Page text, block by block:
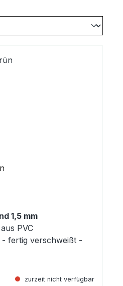
1,5 mm
PVC
- fertig verschweißt -
zurzeit nicht verfügbar